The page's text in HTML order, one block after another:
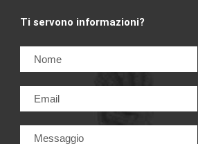
Ti servono informazioni?